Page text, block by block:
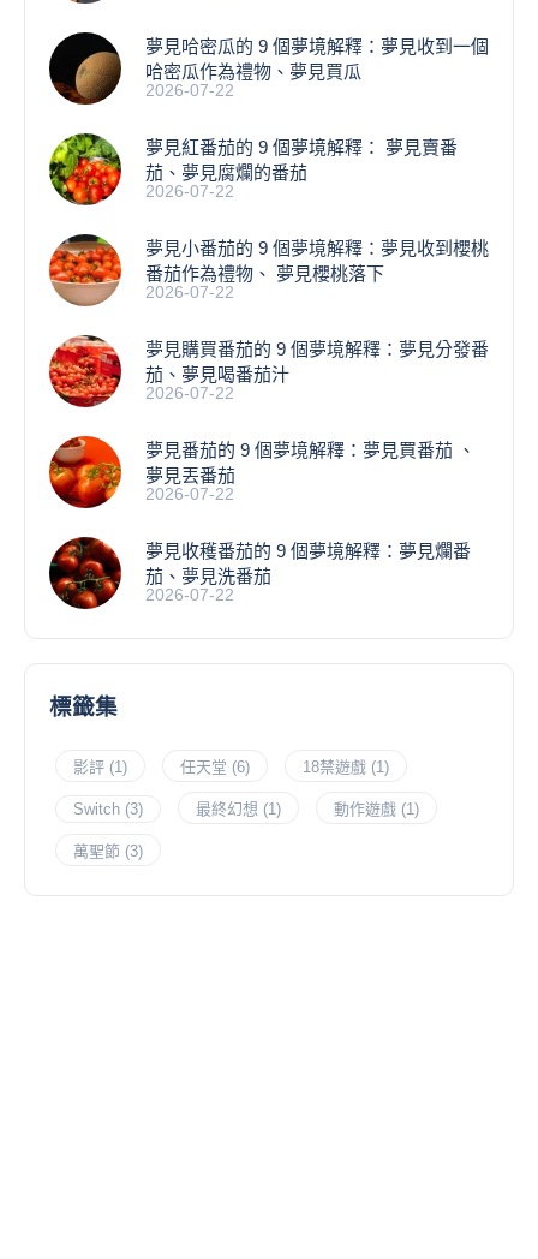
夢見哈密瓜的 9 個夢境解釋：夢見收到一個
哈密瓜作為禮物、夢見買瓜
2026-07-22
夢見紅番茄的 9 個夢境解釋： 夢見賣番
茄、夢見腐爛的番茄
2026-07-22
​夢見小番茄的 9 個夢境解釋：夢見收到櫻桃
番茄作為禮物、 夢見櫻桃落下
2026-07-22
夢見購買番茄的 9 個夢境解釋：夢見分發番
茄、夢見喝番茄汁
2026-07-22
夢見番茄的 9 個夢境解釋：夢見買番茄 、
夢見丟番茄
2026-07-22
夢見收穫番茄的 9 個夢境解釋：夢見爛番
茄、夢見洗番茄
2026-07-22
標籤集
影評 (1) 任天堂 (6) 18禁遊戲 (1)
Switch (3) 最終幻想 (1) 動作遊戲 (1)
萬聖節 (3)